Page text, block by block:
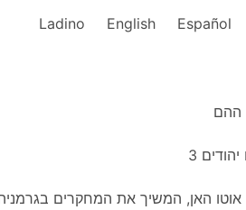
Ladino English Español
אוטו האן, המשיך את המחקרים